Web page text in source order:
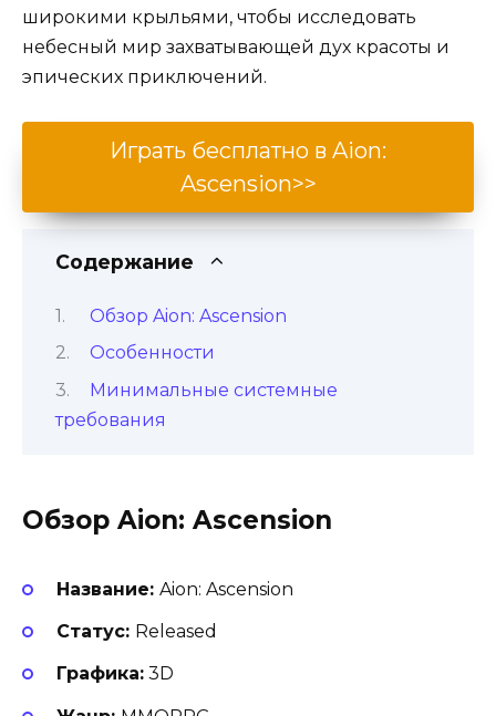
широкими крыльями, чтобы исследовать
небесный мир захватывающей дух красоты и
эпических приключений.
Играть бесплатно в Aion:
Ascension>>
Содержание
Обзор Aion: Ascension
Особенности
Минимальные системные
требования
Обзор Aion: Ascension
Название: Aion: Ascension
Статус: Released
Графика:3D